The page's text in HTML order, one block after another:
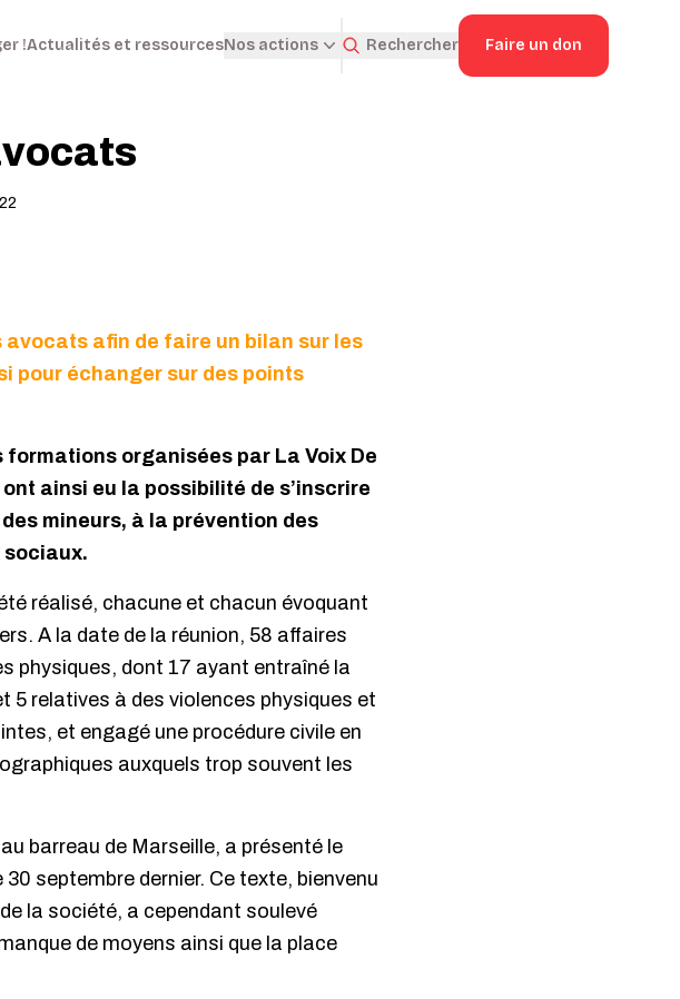
!Actualités et ressourcesNos actions Rechercher Faire un don
avocats afin de faire un bilan sur les
pour échanger sur des points
organisées par La Voix De
ainsi eu la possibilité de s’inscrire
mineurs, à la prévention des
réalisé, chacune et chacun évoquant
A la date de la réunion, 58 affaires
physiques, dont 17 ayant entraîné la
5 relatives à des violences physiques et
et engagé une procédure civile en
auxquels trop souvent les
barreau de Marseille, a présenté le
septembre dernier. Ce texte, bienvenu
la société, a cependant soulevé
de moyens ainsi que la place